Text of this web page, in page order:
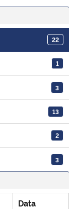
22
1
3
13
2
3
Data